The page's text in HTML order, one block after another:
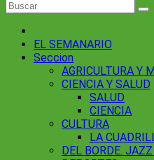
EL SEMANARIO
Seccion
AGRICULTURA Y
CIENCIA Y SALUD
SALUD
CIENCIA
CULTURA
LA
DEL BORDE.